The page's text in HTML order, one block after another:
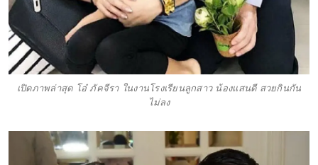
เปิดภาพล่าสุด โอ๋ ภัคจีรา ในงานโรงเรียนลูกสาว น้องเเสนดี สวยกินกัน
ไม่ลง